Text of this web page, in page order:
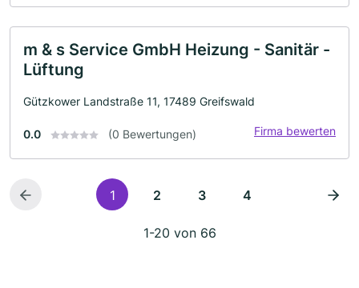
m & s Service GmbH Heizung - Sanitär -
Lüftung
Gützkower Landstraße 11, 17489 Greifswald
0.0 (0 Bewertungen) Firma bewerten
1 2 3 4
1-20 von 66